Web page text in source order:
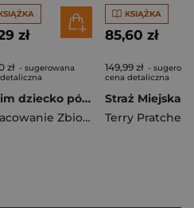
zł
zł - sugerowana
Zanim dziecko pójdzie do szkoły
Opracowanie Zbiorowe
KSIĄŻKA
85,60 zł
149,99 zł -
cena detaliczna
Terry Pratchett